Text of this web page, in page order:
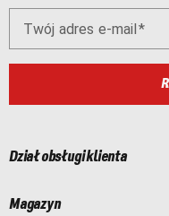
Twój adres e-mail
Dział obsługi klienta
Magazyn